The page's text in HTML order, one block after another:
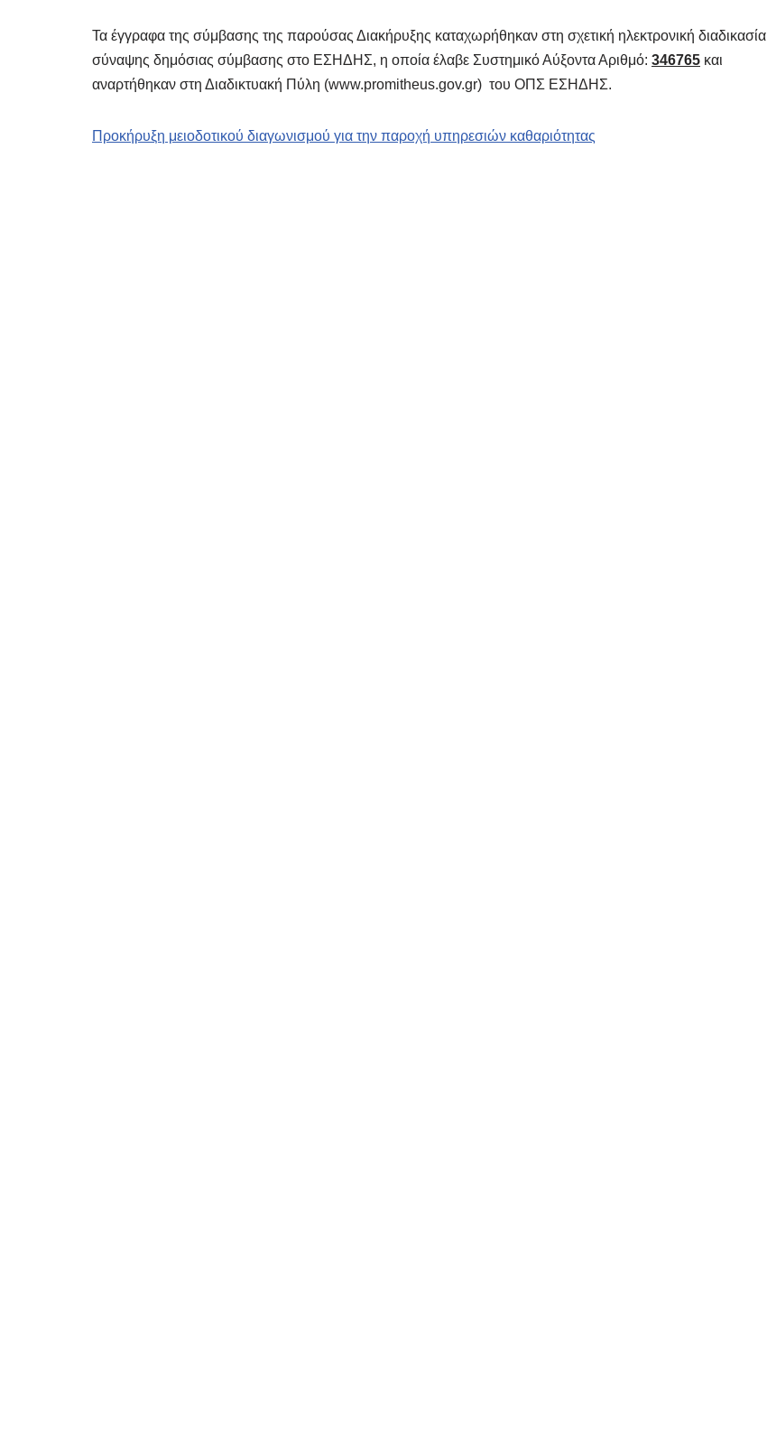
Τα έγγραφα της σύμβασης της παρούσας Διακήρυξης καταχωρήθηκαν στη σχετική ηλεκτρονική διαδικασία
σύναψης δημόσιας σύμβασης στο ΕΣΗΔΗΣ, η οποία έλαβε Συστημικό Αύξοντα Αριθμό: 346765 και
αναρτήθηκαν στη Διαδικτυακή Πύλη (www.promitheus.gov.gr) του ΟΠΣ ΕΣΗΔΗΣ.
Προκήρυξη μειοδοτικού διαγωνισμού για την παροχή υπηρεσιών καθαριότητας